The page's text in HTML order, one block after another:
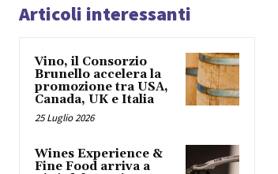
Articoli interessanti
Vino, il Consorzio
Brunello accelera la
promozione tra USA,
Canada, UK e Italia
25 Luglio 2026
Wines Experience &
Fine Food arriva a